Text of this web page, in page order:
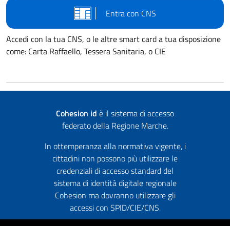
Entra con CNS
Accedi con la tua CNS, o le altre smart card a tua disposizione
come: Carta Raffaello, Tessera Sanitaria, o CIE
Cohesion id è il sistema di accesso
federato della Regione Marche.
In ottemperanza alla normativa vigente, i
cittadini non possono più utilizzare le
credenziali di accesso standard del
sistema di identità digitale regionale
Cohesion ma dovranno utilizzare gli
accessi con SPID/CIE/CNS.